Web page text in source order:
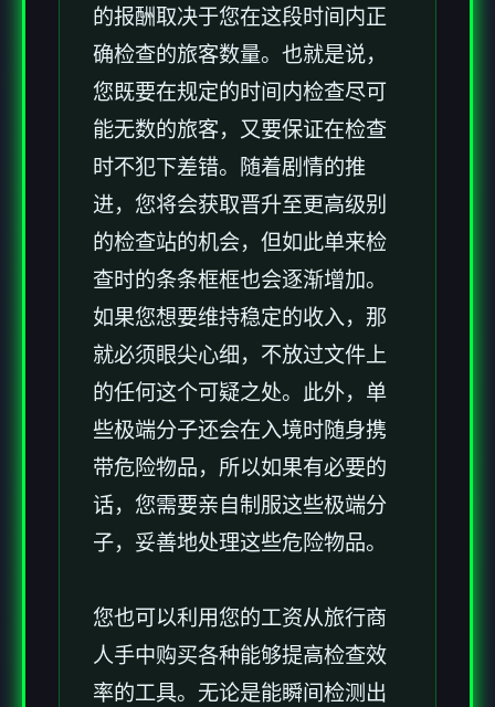
的报酬取决于您在这段时间内正
确检查的旅客数量。也就是说，
您既要在规定的时间内检查尽可
能无数的旅客，又要保证在检查
时不犯下差错。随着剧情的推
进，您将会获取晋升至更高级别
的检查站的机会，但如此单来检
查时的条条框框也会逐渐增加。
如果您想要维持稳定的收入，那
就必须眼尖心细，不放过文件上
的任何这个可疑之处。此外，单
些极端分子还会在入境时随身携
带危险物品，所以如果有必要的
话，您需要亲自制服这些极端分
子，妥善地处理这些危险物品。
您也可以利用您的工资从旅行商
人手中购买各种能够提高检查效
率的工具。无论是能瞬间检测出